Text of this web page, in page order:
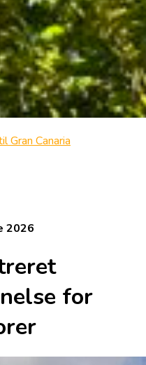
Gran Canaria
2026
for